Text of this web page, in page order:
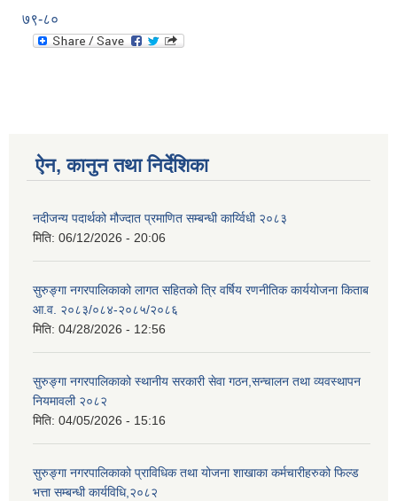
७९-८०
ऐन, कानुन तथा निर्देशिका
नदीजन्य पदार्थको मौज्दात प्रमाणित सम्बन्धी कार्य्विधी २०८३
मिति: 06/12/2026 - 20:06
सुरुङ्गा नगरपालिकाको लागत सहितको त्रि वर्षिय रणनीतिक कार्ययोजना किताब
आ.व. २०८३/०८४-२०८५/२०८६
मिति: 04/28/2026 - 12:56
सुरुङ्गा नगरपालिकाको स्थानीय सरकारी सेवा गठन,सन्चालन तथा व्यवस्थापन
नियमावली २०८२
मिति: 04/05/2026 - 15:16
सुरुङ्गा नगरपालिकाको प्राविधिक तथा योजना शाखाका कर्मचारीहरुको फिल्ड
भत्ता सम्बन्धी कार्यविधि,२०८२